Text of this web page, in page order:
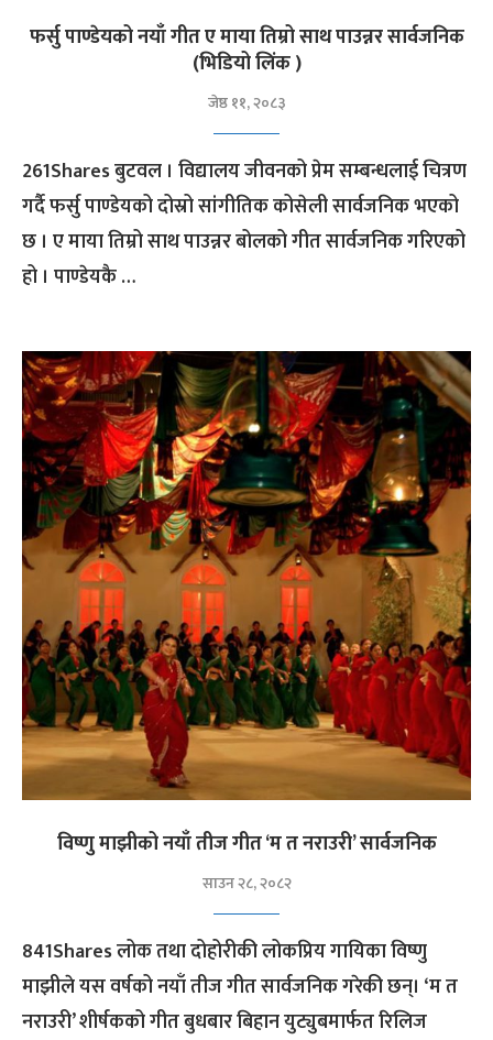
फर्सु पाण्डेयको नयाँ गीत ए माया तिम्रो साथ पाउन्नर सार्वजनिक
(भिडियो लिंक )
जेष्ठ ११, २०८३
261Shares बुटवल । विद्यालय जीवनको प्रेम सम्बन्धलाई चित्रण
गर्दै फर्सु पाण्डेयको दोस्रो सांगीतिक कोसेली सार्वजनिक भएको
छ । ए माया तिम्रो साथ पाउन्नर बोलको गीत सार्वजनिक गरिएको
हो । पाण्डेयकै …
विष्णु माझीको नयाँ तीज गीत ‘म त नराउरी’ सार्वजनिक
साउन २८, २०८२
841Shares लोक तथा दोहोरीकी लोकप्रिय गायिका विष्णु
माझीले यस वर्षको नयाँ तीज गीत सार्वजनिक गरेकी छन्। ‘म त
नराउरी’ शीर्षकको गीत बुधबार बिहान युट्युबमार्फत रिलिज